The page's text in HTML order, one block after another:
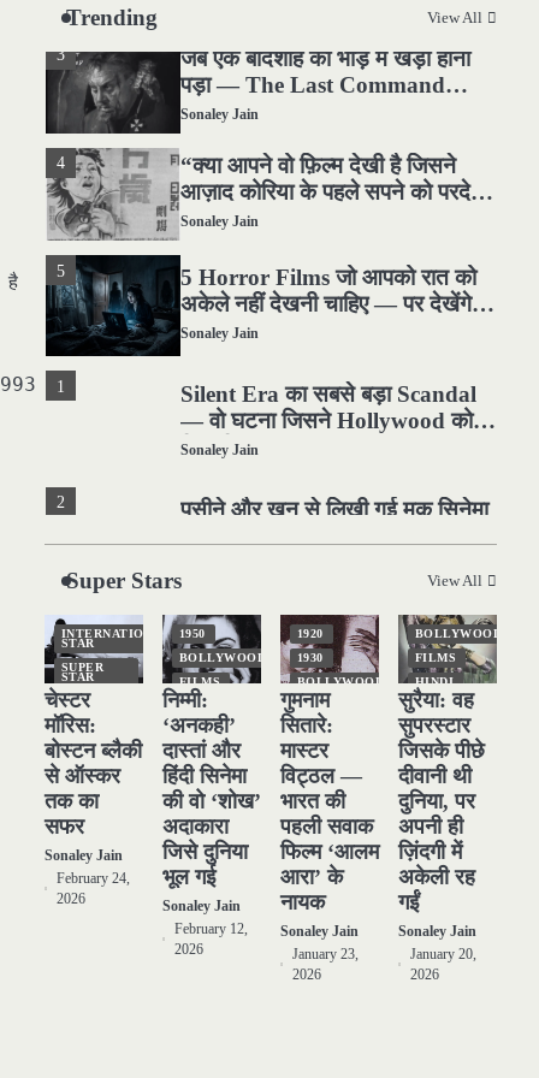
है
Trending View All
3
जब एक बादशाह को भीड़ में खड़ा होना
पड़ा — The Last Command
(1928) Review
Sonaley Jain
4
“क्या आपने वो फ़िल्म देखी है जिसने
आज़ाद कोरिया के पहले सपने को परदे
पर उतारा? — Viva Freedom!
Sonaley Jain
5
5 Horror Films जो आपको रात को
अकेले नहीं देखनी चाहिए — पर देखेंगे
ज़रूर
Sonaley Jain
1
Silent Era का सबसे बड़ा Scandal
— वो घटना जिसने Hollywood को
हिला दिया
Sonaley Jain
2
पसीने और खून से लिखी गई मूक सिनेमा
3
जब एक बादशाह को भीड़ में खड़ा होना
पड़ा — The Last Command
(1928) Review
Sonaley Jain
4
“क्या आपने वो फ़िल्म देखी है जिसने
आज़ाद कोरिया के पहले सपने को परदे
पर उतारा? — Viva Freedom!
(1946) रिव्यू”
Sonaley Jain
5
5 Horror Films जो आपको रात को
अकेले नहीं देखनी चाहिए — पर देखेंगे
ज़रूर
Super Stars View All
INTERNATIONAL
STAR
SUPER
STAR
TOP
STORIES
चेस्टर
मॉरिस:
बोस्टन ब्लैकी
से ऑस्कर
तक का
सफर
Sonaley Jain
February 24,
2026
1950
BOLLYWOOD
FILMS
HINDI
NATIONAL
STAR
POPULAR
SUPER
STAR
TOP
STORIES
निम्मी:
‘अनकही’
दास्तां और
हिंदी सिनेमा
की वो ‘शोख’
अदाकारा
जिसे दुनिया
भूल गई
Sonaley Jain
February 12,
2026
1920
1930
BOLLYWOOD
HINDI
NATIONAL
FILMS
SUPER
STAR
TOP
गुमनाम
सितारे:
मास्टर
विट्ठल —
भारत की
पहली सवाक
फिल्म ‘आलम
आरा’ के
नायक
Sonaley Jain
January 23,
2026
BOLLYWOOD
FILMS
HINDI
NATIONAL
STAR
SUPER
STAR
TOP
STORIES
सुरैया: वह
सुपरस्टार
जिसके पीछे
दीवानी थी
दुनिया, पर
अपनी ही
ज़िंदगी में
अकेली रह
गईं
Sonaley Jain
January 20,
2026